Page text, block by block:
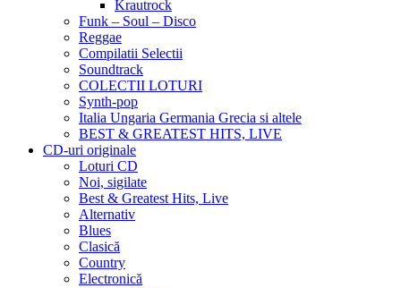
Krautrock
Funk – Soul – Disco
Reggae
Compilatii Selectii
Soundtrack
COLECTII LOTURI
Synth-pop
Italia Ungaria Germania Grecia si altele
BEST & GREATEST HITS, LIVE
CD-uri originale
Loturi CD
Noi, sigilate
Best & Greatest Hits, Live
Alternativ
Blues
Clasică
Country
Electronică